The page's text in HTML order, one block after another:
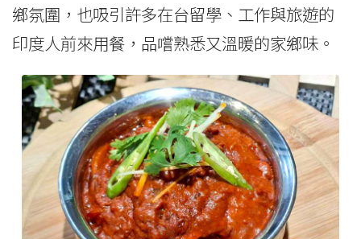
鄉氛圍，也吸引許多在台留學、工作與旅遊的
印度人前來用餐，品嚐熟悉又溫暖的家鄉味。